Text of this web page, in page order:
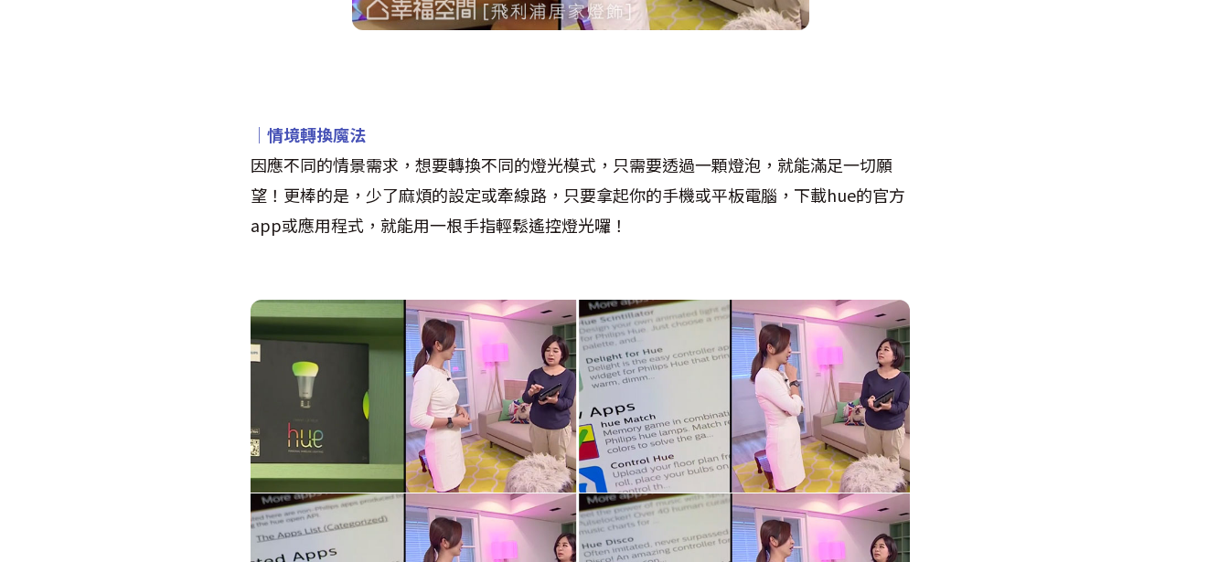
│情境轉換魔法
因應不同的情景需求，想要轉換不同的燈光模式，只需要透過一顆燈泡，就能滿足一切願
望！更棒的是，少了麻煩的設定或牽線路，只要拿起你的手機或平板電腦，下載hue的官方
app或應用程式，就能用一根手指輕鬆遙控燈光囉！